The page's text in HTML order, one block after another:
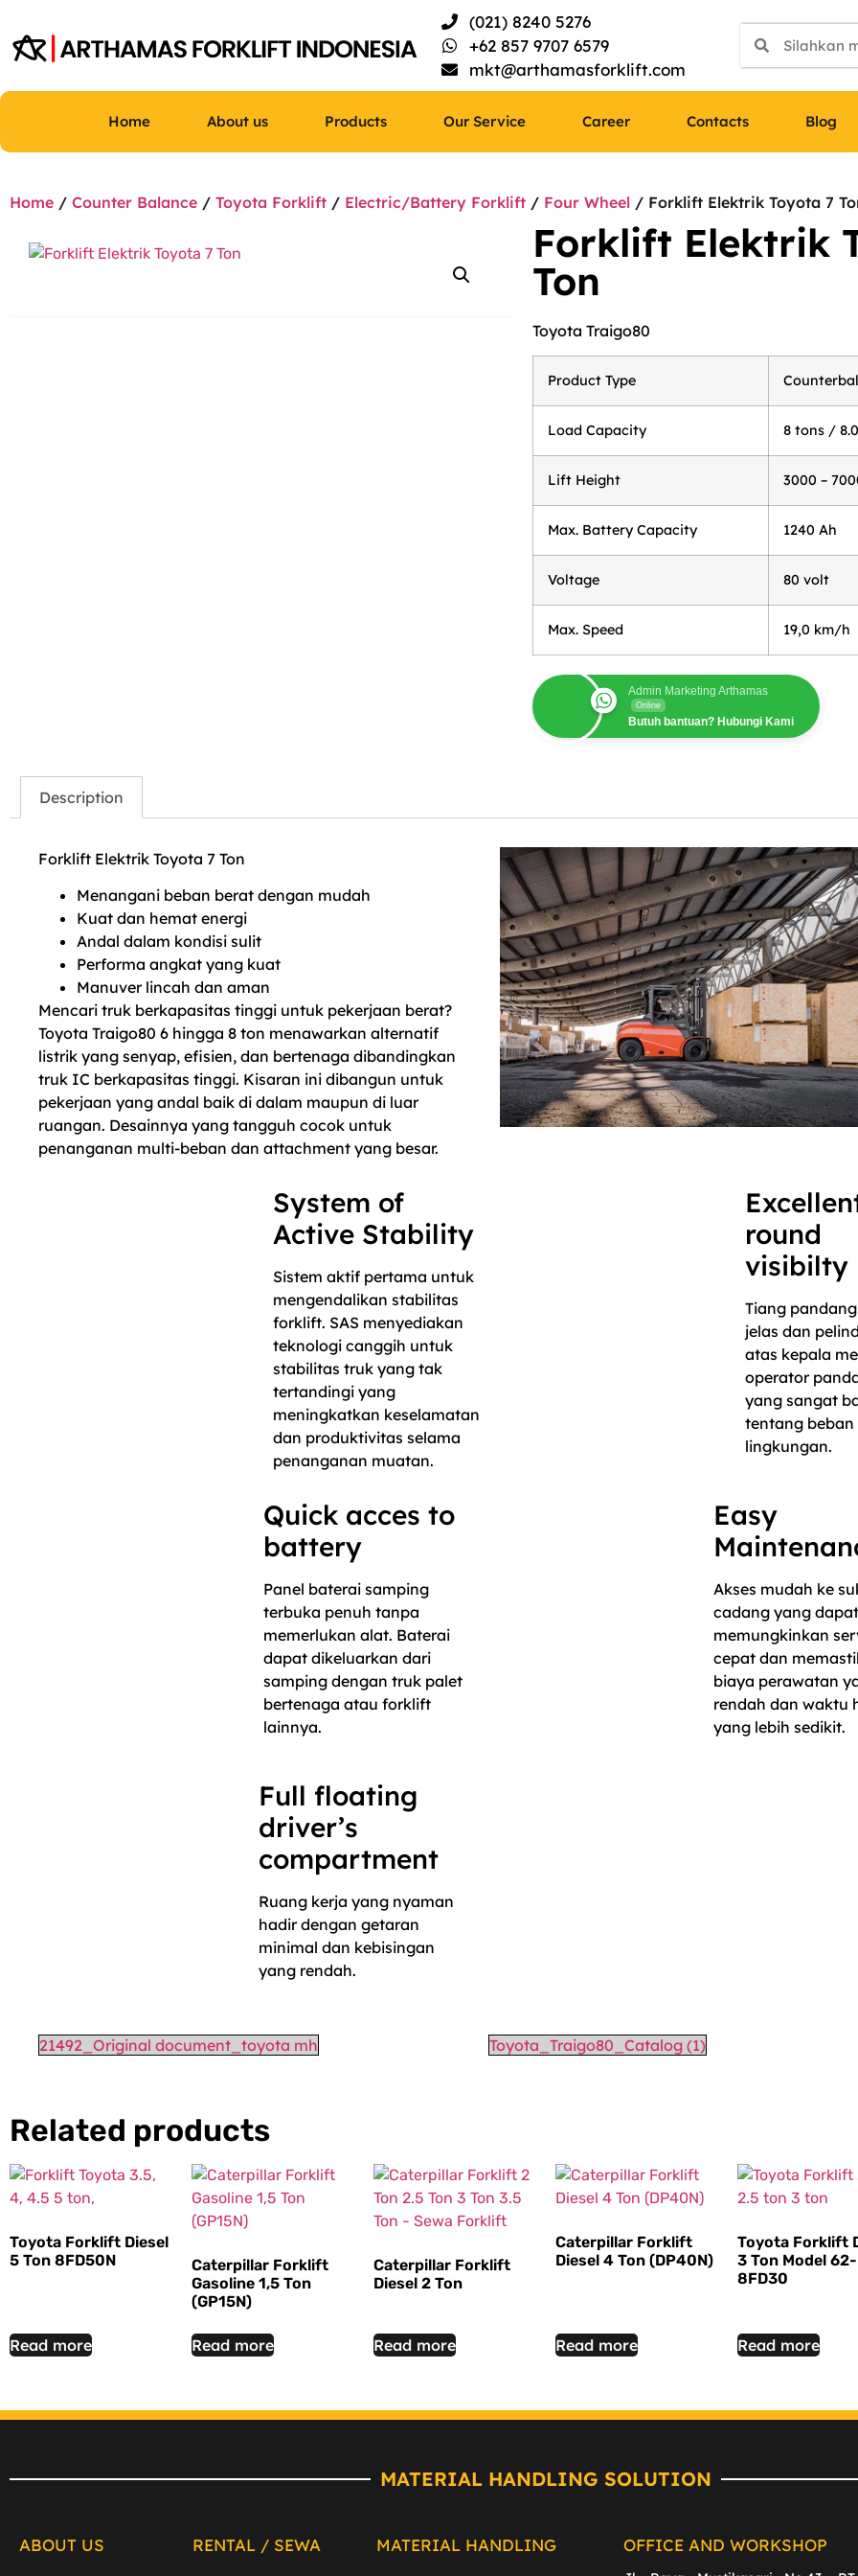
(021) 8240 5276
+62 857 9707 6579
mkt@arthamasforklift.com
Home About us Products Our Service Career Contacts Blog
Home / Counter Balance / Toyota Forklift / Electric/Battery Forklift / Four Wheel / Forklift Elektrik Toyota 7
Forklift Elektrik
Ton
Toyota Traigo80
Product Type
Load Capacity 8 tons /
Lift Height 3000 –
Max. Battery Capacity 1240 Ah
Voltage 80 volt
Max. Speed 19,0 km/h
Admin Marketing Arthamas
Online
Butuh bantuan? Hubungi Kami
Description
Forklift Elektrik Toyota 7 Ton
Menangani beban berat dengan mudah
Kuat dan hemat energi
Andal dalam kondisi sulit
Performa angkat yang kuat
Manuver lincah dan aman
Mencari truk berkapasitas tinggi untuk pekerjaan berat?
Toyota Traigo80 6 hingga 8 ton menawarkan alternatif
listrik yang senyap, efisien, dan bertenaga dibandingkan
truk IC berkapasitas tinggi. Kisaran ini dibangun untuk
pekerjaan yang andal baik di dalam maupun di luar
ruangan. Desainnya yang tangguh cocok untuk
penanganan multi-beban dan attachment yang besar.
System of
Active Stability
Sistem aktif pertama untuk
mengendalikan stabilitas
forklift. SAS menyediakan
teknologi canggih untuk
stabilitas truk yang tak
tertandingi yang
meningkatkan keselamatan
dan produktivitas selama
penanganan muatan.
round
visibilty
Tiang
jelas dan
atas kepala
operator
yang sangat
tentang beban
lingkungan.
Quick acces to
battery
Panel baterai samping
terbuka penuh tanpa
memerlukan alat. Baterai
dapat dikeluarkan dari
samping dengan truk palet
bertenaga atau forklift
lainnya.
Easy
Akses mudah ke
cadang yang
memungkinkan
cepat dan
biaya perawatan
rendah dan waktu
yang lebih sedikit.
Full floating
driver’s
compartment
Ruang kerja yang nyaman
hadir dengan getaran
minimal dan kebisingan
yang rendah.
21492_Original document_toyota mh Toyota_Traigo80_Catalog (1)
Related products
Toyota Forklift Diesel
5 Ton 8FD50N
Read more
Caterpillar Forklift
Gasoline 1,5 Ton
(GP15N)
Read more
Caterpillar Forklift
Diesel 2 Ton
Read more
Caterpillar Forklift
Diesel 4 Ton (DP40N)
Read more
Toyota Forklift
3 Ton Model 62-
8FD30
Read more
MATERIAL HANDLING SOLUTION
ABOUT US RENTAL / SEWA MATERIAL HANDLING OFFICE AND WORKSHOP